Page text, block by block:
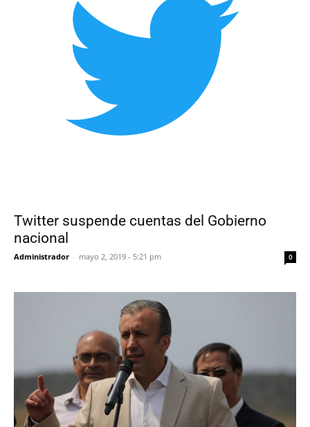
Twitter suspende cuentas del Gobierno
nacional
Administrador - mayo 2, 2019 - 5:21 pm 0